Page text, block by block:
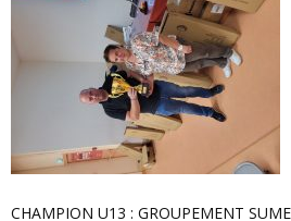
CHAMPION U13 : GROUPEMENT